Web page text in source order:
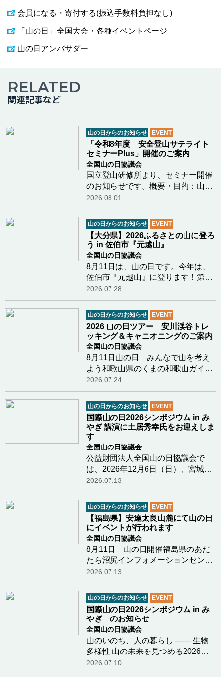
会員になる・寄付する(振込手数料負担なし)
「山の日」全国大会・各種イベントページ
山の日アンバサダー
RELATED
関連記事など
山の日からのお知らせ EVENT
「令和8年度 安全登山サテライト
セミナーPlus」開催のご案内
全国山の日協議会
国立登山研修所より、セミナー開催
のお知らせです。概要・目的：山岳
関係機関と共催で、登山初心者をは
じめとする一般登山者を幅広く対象
とし、雪氷学、海外登山遠征の記
録、登山用具・装備の解説等、安全
登山に資する個別…つづきを読む
2026.08.01
山の日からのお知らせ EVENT
【大分県】2026ふるさとの山に登ろ
う in 佐伯市『元越山』
全国山の日協議会
8月11日は、山の日です。今年は、
佐伯市『元越山』に登ります！第５
回「山の日」記念全国大会開催地の
大分県。大分県山の日登山実行委員
会（大分県山岳連盟・大分勤労者山
岳連盟・日本山岳会東九州支部）で
は、毎年ふるさの…つづきを読む
2026.07.28
山の日からのお知らせ EVENT
2026 山の日ツアー 安川渓谷トレ
ッキング＆キャニオニングのご案内
全国山の日協議会
8月11日山の日 みんなで山を考え
よう和歌山県のくまの和歌山ガイド
クラブ新田さまより8月11日山の日
に行われるイベントのご案内があり
ましたのでご紹介します鳥のさえず
り、川のせせらぎ、木漏れ日、川の
水の冷たさ和歌山…つづきを読む
2026.07.24
山の日からのお知らせ EVENT
国際山の日2026シンポジウム in み
やぎ 講演に土居秀幸氏をお迎えしま
す
全国山の日協議会
公益財団法人全国山の日協議会で
は、2026年12月6日（日）、宮城県
栗原市において「国際山の日2026シ
ンポジウム in みやぎ」を開催しま
す。 本シンポジウムでは、「生物多
様性」をメインテーマに掲げ、山や
森が育む自然の恵…つづきを読む
2026.07.13
山の日からのお知らせ EVENT
【福島県】安達太良山麓にて山の日
にイベントが行われます
全国山の日協議会
8月11日 山の日開催福島県のあだ
たら沼尻インフォメーションセンタ
ー様より、山の日（８月１１日）に
行われる安達太良山と沼尻の魅力を
体感できるイベントのお知らせで
す。開催日 ： ２０２６年８月１１
日（祝日）開催時…つづきを読む
2026.07.13
山の日からのお知らせ EVENT
国際山の日2026シンポジウム in み
やぎ のお知らせ
全国山の日協議会
山のいのち、人の暮らし ―― 生物
多様性 山の未来を見つめる2026年
12月6日（日）、宮城県栗原市にお
2026.07.10